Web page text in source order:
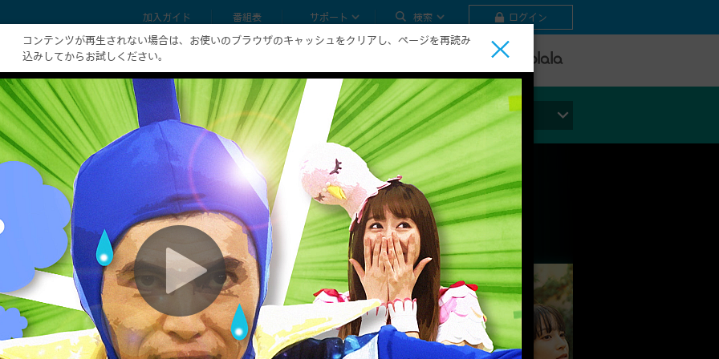
検索
加入ガイド 番組表 サポート ログイン
ライブ
ジャンルから探す
コンテンツが再生されない場合は、お使いのブラウザのキャッシュをクリアし、ページを再読み
込みしてからお試しください。